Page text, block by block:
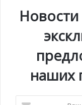
наших